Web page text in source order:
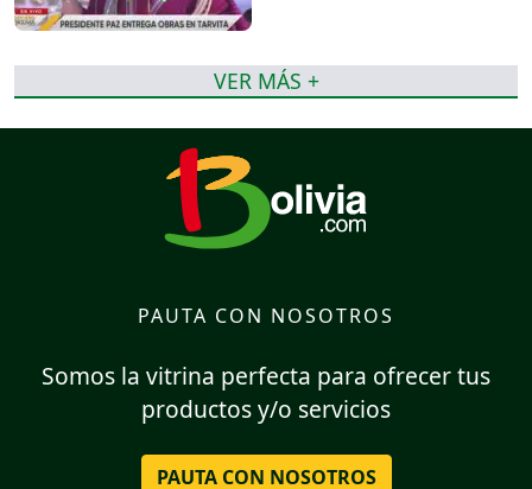
VER MÁS +
PAUTA CON NOSOTROS
Somos la vitrina perfecta para ofrecer tus
productos y/o servicios
PAUTA CON NOSOTROS